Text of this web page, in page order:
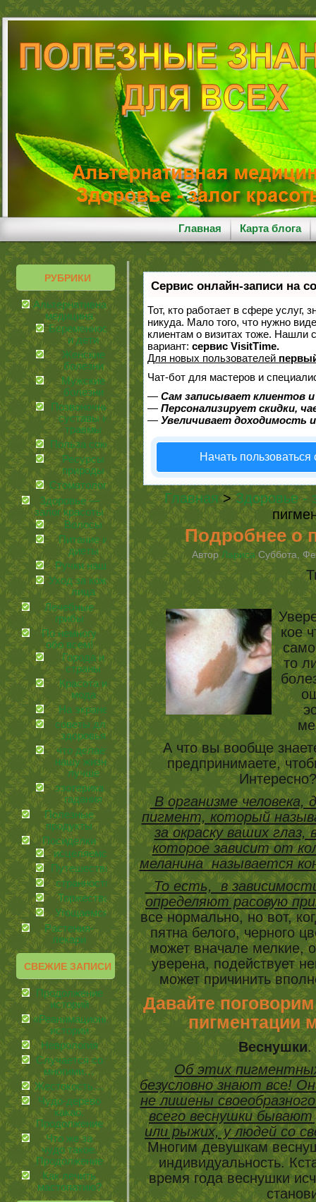
Главная Карта блога
РУБРИКИ
Альтернативная
медицина
Беременность
и дети
Женские
болезни
Мужские
болезни
Позвоночник,
суставы и
травмы
Польза соков
Ресурсы
природы
Стоматология
Здоровье —
залог красоты
Волосы
Питание и
диеты
Ручки наши
Уход за кожей
лица
Лечебные
грибы
По немногу
обо всем!
Города и
страны
Красота и
мода
На экране
советы для
здоровья
что делает
нашу жизнь
лучше
эзотерика и
гадания
Полезные
продукты
Посиделки
иcцеляемся
Путешествия
странности
Торжества
Угощаемся!
Растения-
лекари
СВЕЖИЕ ЗАПИСИ
Продолжение
историй
«Реанимационные»
истории
Неврология
Случается со
многими…
Жестокость…
Чудо-дерево
какао.
Продолжение
Что же за
чудо такое.
Продолжение
Как лечить
мастопатию?
Сервис онлайн-записи на
Тот, кто работает в сфере услуг,
никуда. Мало того, что нужно
клиентам о визитах тоже.
вариант: сервис VisitTime.
Для новых пользователей
Чат-бот для мастеров и
— Сам записывает клиентов
— Персонализирует скидки,
— Увеличивает доходимость
Начать
Главная>Здоровье -
Подробнее о
Автор Лариса Суббота,
кое
то
А что вы вообще
предпринимаете,
В организме
пигмент, который
за окраску ваших
которое зависит от
меланина называется
То есть, в
определяют расовую
все нормально, но вот,
пятна белого, черного
может вначале мелкие,
уверена, подействует
может причинить
Давайте
пигментации
Веснушки.
Об этих
безусловно знают все!
не лишены
всего веснушки бывают
или рыжих, у людей со
Многим девушкам
индивидуальность.
время года веснушки